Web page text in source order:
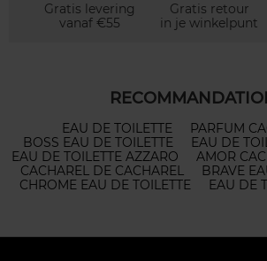
Gratis levering
vanaf €55
Gratis retour
in je winkelpunt
EAU DE TOILETTE
PARFUM
BOSS EAU DE TOILETTE
EAU DE
EAU DE TOILETTE AZZARO
AMOR
CACHAREL DE CACHAREL
BRAVE
CHROME EAU DE TOILETTE
EAU DE